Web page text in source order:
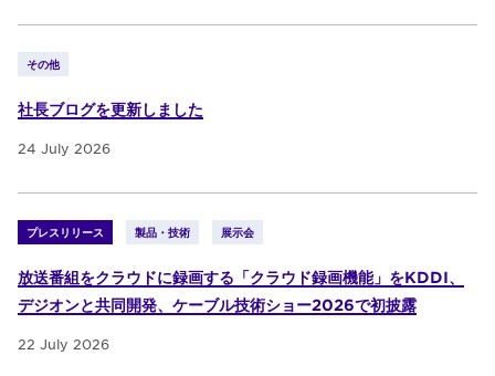
その他
社長ブログを更新しました
24 July 2026
プレスリリース 製品・技術 展示会
放送番組をクラウドに録画する「クラウド録画機能」をKDDI、
デジオンと共同開発、ケーブル技術ショー2026で初披露
22 July 2026